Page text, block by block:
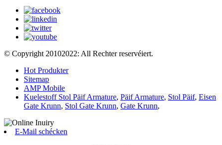
© Copyright 20102022: All Rechter reservéiert.
Hot Produkter
Sitemap
AMP Mobile
Kuelestoff Stol Päif Armature, Päif Armature, Stol Päif, Eisen
Gate Krunn, Stol Gate Krunn, Gate Krunn,
E-Mail schécken